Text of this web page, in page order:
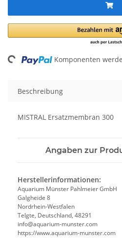
Komponenten
Beschreibung
MISTRAL Ersatzmembran 300
Angaben zur
Herstellerinformationen:
Aquarium Münster Pahlmeier GmbH
Galgheide 8
Nordrhein-Westfalen
Telgte, Deutschland, 48291
info@aquarium-munster.com
https://www.aquarium-munster.com